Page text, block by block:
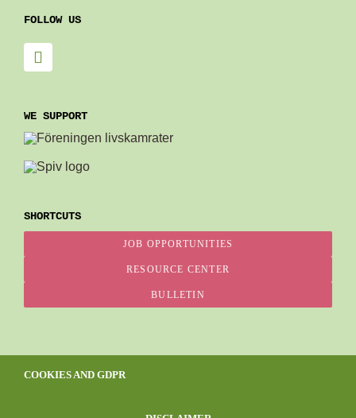
FOLLOW US
WE SUPPORT
SHORTCUTS
JOB OPPORTUNITIES
RESOURCE CENTER
BULLETIN
COOKIES AND GDPR